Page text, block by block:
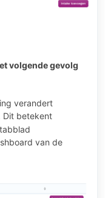
volgende gevolg
verandert
Dit betekent
van de